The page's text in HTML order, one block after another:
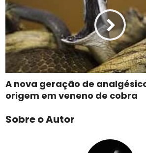
A nova geração de
origem em veneno de cobra
Sobre o Autor